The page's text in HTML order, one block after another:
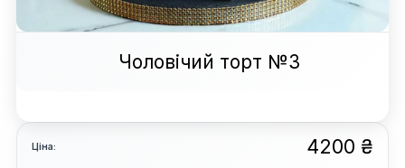
Чоловічий торт №3
Ціна: 4200 ₴